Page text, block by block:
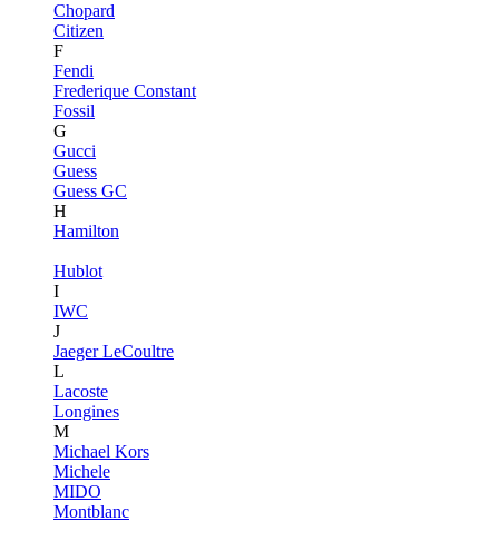
Chopard
Citizen
F
Fendi
Frederique Constant
Fossil
G
Gucci
Guess
Guess GC
H
Hamilton
Hublot
I
IWC
J
Jaeger LeCoultre
L
Lacoste
Longines
M
Michael Kors
Michele
MIDO
Montblanc